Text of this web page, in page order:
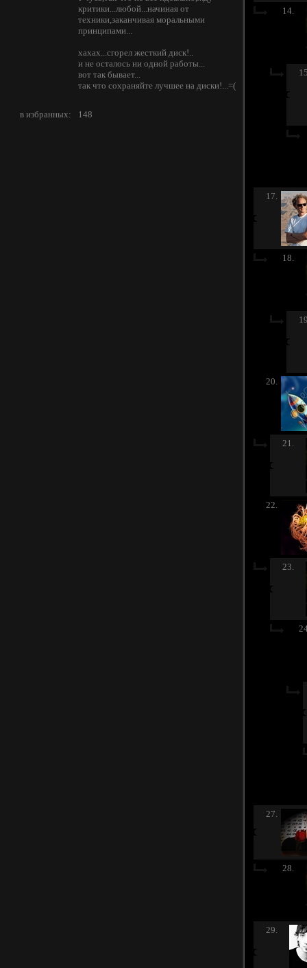
критики...любой...начиная от
техники,заканчивая моральными
принципами...
хахах...сгорел жесткий диск!..
и не осталось ни одной работы...
вот так бывает...
так что сохраняйте лучшее на диски!...=(
в избранных: 148
14.
17.
18.
20.
21.
22.
23.
27.
28.
29.